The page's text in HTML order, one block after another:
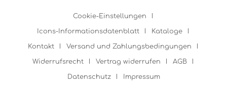
Cookie-Einstellungen
Icons-Informationsdatenblatt Kataloge
Kontakt Versand und Zahlungsbedingungen
Widerrufsrecht Vertrag widerrufen AGB
Datenschutz Impressum